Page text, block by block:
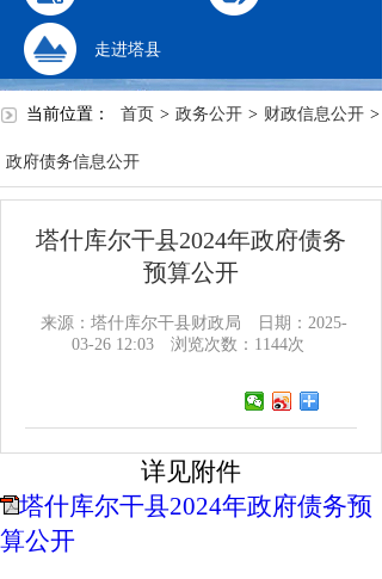
走进塔县
当前位置： 首页 > 政务公开 > 财政信息公开 >
政府债务信息公开
塔什库尔干县2024年政府债务
预算公开
来源：塔什库尔干县财政局
日期：2025-
03-26 12:03
浏览次数： 1144次
详见附件
塔什库尔干县2024年政府债务预
算公开